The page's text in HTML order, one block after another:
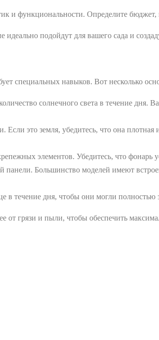
и функциональности. Определите
подойдут для вашего сада и
специальных навыков. Вот несколько
солнечного света в течение дня.
это земля, убедитесь, что она
элементов. Убедитесь, что фонарь
панели. Большинство моделей имеют
в течение дня, чтобы они могли полностью
от грязи и пыли, чтобы обеспечить